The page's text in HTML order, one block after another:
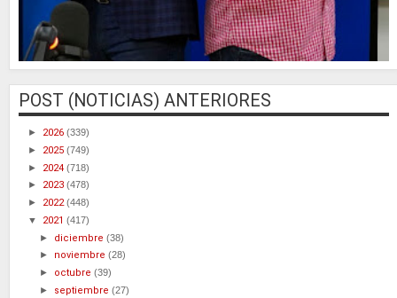
POST (NOTICIAS) ANTERIORES
► 2026 (339)
► 2025 (749)
► 2024 (718)
► 2023 (478)
► 2022(448)
▼ 2021 (417)
► diciembre(38)
► noviembre(28)
► octubre(39)
► septiembre(27)